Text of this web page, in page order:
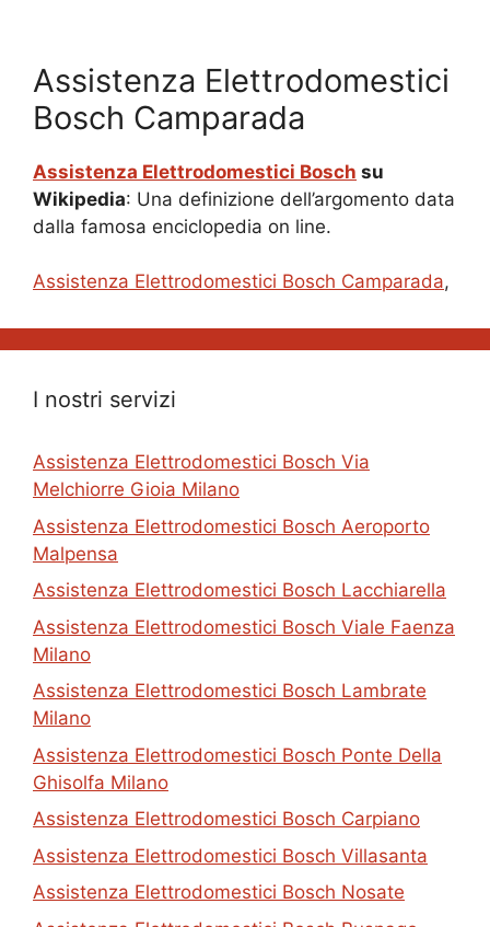
Assistenza Elettrodomestici
Bosch Camparada
Assistenza Elettrodomestici Bosch su
Wikipedia: Una definizione dell’argomento data
dalla famosa enciclopedia on line.
Assistenza Elettrodomestici Bosch Camparada,
I nostri servizi
Assistenza Elettrodomestici Bosch Via
Melchiorre Gioia Milano
Assistenza Elettrodomestici Bosch Aeroporto
Malpensa
Assistenza Elettrodomestici Bosch Lacchiarella
Assistenza Elettrodomestici Bosch Viale Faenza
Milano
Assistenza Elettrodomestici Bosch Lambrate
Milano
Assistenza Elettrodomestici Bosch Ponte Della
Ghisolfa Milano
Assistenza Elettrodomestici Bosch Carpiano
Assistenza Elettrodomestici Bosch Villasanta
Assistenza Elettrodomestici Bosch Nosate